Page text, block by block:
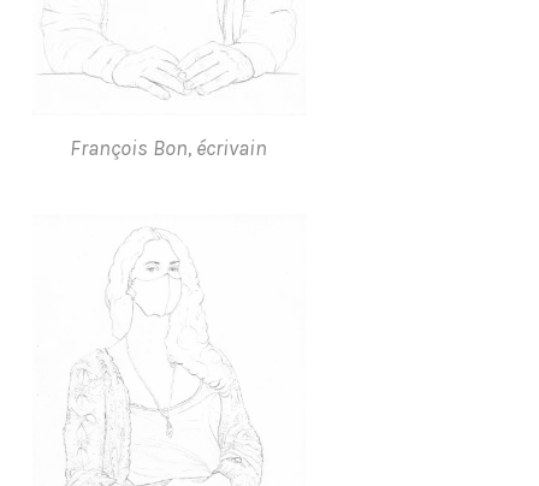
François Bon, écrivain